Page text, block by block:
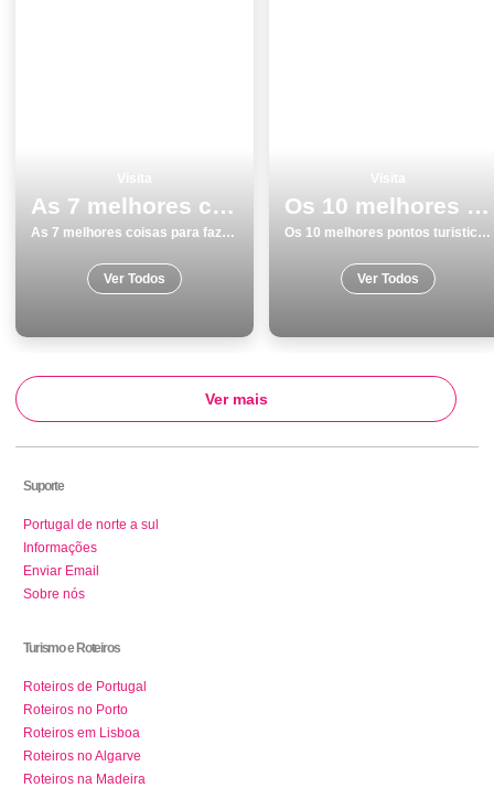
As 7 melhores coisas para fazer e visitar em Lagos
As 7 melhores coisas para fazer e visitar em Lagos
Ver Todos
Os 10 melhores pontos turisticos e passeios em Viseu
Os 10 melhores pontos turisticos e passeios em Viseu
Ver Todos
Ver mais
Suporte
Portugal de norte a sul
Informações
Enviar Email
Sobre nós
Turismo e Roteiros
Roteiros de Portugal
Roteiros no Porto
Roteiros em Lisboa
Roteiros no Algarve
Roteiros na Madeira